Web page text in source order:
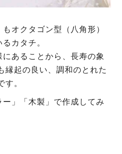
オクタゴン型（八角形）
カタチ。
あることから、長寿の象
縁起の良い、調和のとれた
す。
」「木製」で作成してみ